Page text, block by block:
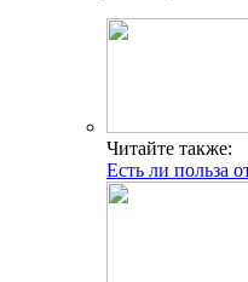
Читайте также:
Есть ли польза